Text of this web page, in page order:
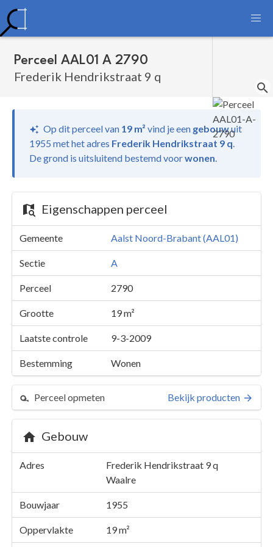
Perceel AAL01 A 2790
Frederik Hendrikstraat 9 q
Op dit perceel van 19 m² vind jeeen gebouwuit
1955 met het adres Frederik Hendrikstraat 9 q.
De grond is uitsluitend bestemd voorwonen.
Eigenschappen perceel
Gemeente Aalst Noord-Brabant (AAL01)
Sectie A
Perceel 2790
Grootte 19 m²
Laatste controle 9-3-2009
Bestemming Wonen
Perceel opmeten Bekijk producten
Gebouw
Adres
Frederik Hendrikstraat 9 q
Waalre
Bouwjaar 1955
Oppervlakte 19 m²
Perceel 2790
Frederik Hendrikstraat 9 q
Details
Kaarten en rapporten